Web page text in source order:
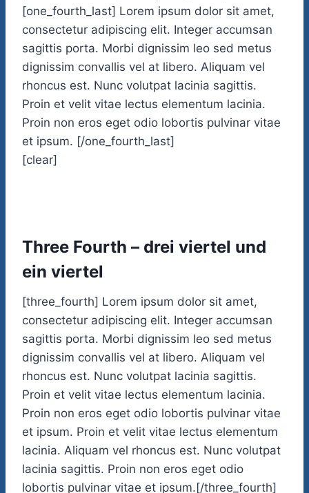
[one_fourth_last] Lorem ipsum dolor sit amet,
consectetur adipiscing elit. Integer accumsan
sagittis porta. Morbi dignissim leo sed metus
dignissim convallis vel at libero. Aliquam vel
rhoncus est. Nunc volutpat lacinia sagittis.
Proin et velit vitae lectus elementum lacinia.
Proin non eros eget odio lobortis pulvinar vitae
et ipsum. [/one_fourth_last]
[clear]
Three Fourth – drei viertel und
ein viertel
[three_fourth] Lorem ipsum dolor sit amet,
consectetur adipiscing elit. Integer accumsan
sagittis porta. Morbi dignissim leo sed metus
dignissim convallis vel at libero. Aliquam vel
rhoncus est. Nunc volutpat lacinia sagittis.
Proin et velit vitae lectus elementum lacinia.
Proin non eros eget odio lobortis pulvinar vitae
et ipsum. Proin et velit vitae lectus elementum
lacinia. Aliquam vel rhoncus est. Nunc volutpat
lacinia sagittis. Proin non eros eget odio
lobortis pulvinar vitae et ipsum.[/three_fourth]